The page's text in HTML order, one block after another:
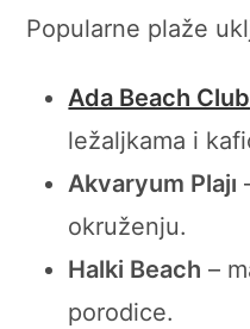
Popularne plaže
Ada Beach Club
ležaljkama i
Akvaryum Plajı
okruženju.
Halki Beach –
porodice.